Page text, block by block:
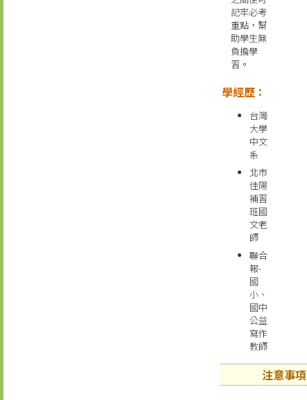
記牢必考
重點，幫
助學生無
負擔學
習。
學經歷：
台灣
大學
中文
系
北市
佳陽
補習
班國
文老
師
聯合
報-
國
小、
國中
公益
寫作
教師
注意事項